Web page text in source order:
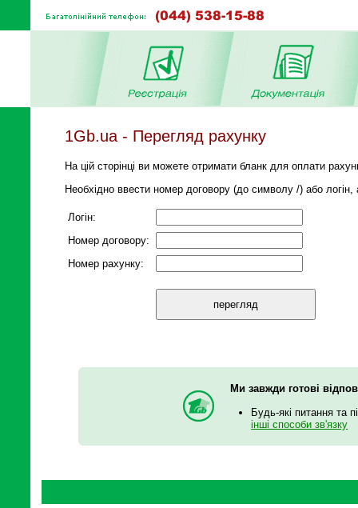
1Gb.ua - Перегляд рахунку
На цій сторінці ви можете отримати бланк для оплати
Необхідно ввести номер договору (до символу /) або
Логін:
Номер договору:
Номер рахунку:
Ми завжди готові
Будь-які питання та
інші способи зв'язку